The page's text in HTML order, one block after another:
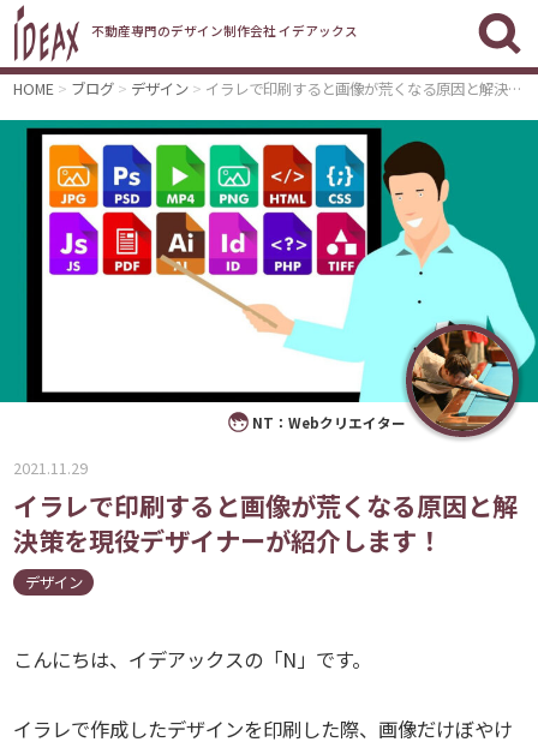
不動産専門のデザイン制作会社 イデアックス
HOME ブログ デザイン イラレで印刷すると画像が荒くなる原因と解決策を現役デザイナーが紹介します！
NT：Webクリエイター
2021.11.29
イラレで印刷すると画像が荒くなる原因と解
決策を現役デザイナーが紹介します！
デザイン
こんにちは、イデアックスの「N」です。
イラレで作成したデザインを印刷した際、画像だけぼやけ